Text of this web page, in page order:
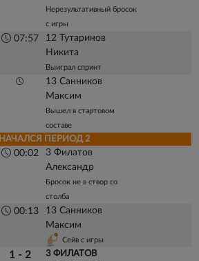
Нерезультативный бросок
с игры
07:57
12 Тутаринов
Никита
Выиграл спринт
13 Санников
Максим
Вышел в стартовом
составе
НАЧАЛСЯ ПЕРИОД 2
00:02
3 Филатов
Александр
Бросок не в створ со
столба
00:13
13 Санников
Максим
Сейв с игры
1 - 2
3 ФИЛАТОВ